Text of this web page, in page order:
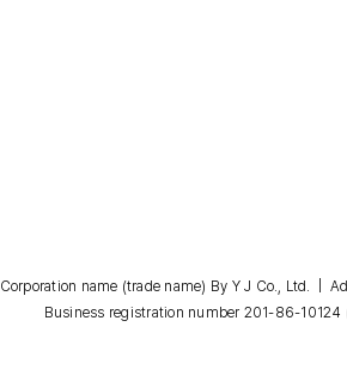
Corporation name (trade name) By Y J Co., Ltd. |
Business registration number 201-86-10124